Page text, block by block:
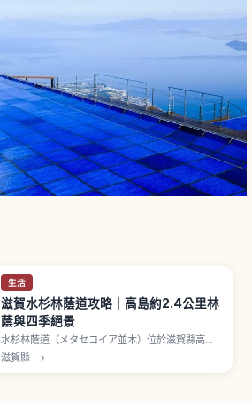
生活
滋賀水杉林蔭道攻略｜高島約2.4公里林
蔭與四季絕景
水杉林蔭道（メタセコイア並木）位於滋賀縣高島
市牧野町，是約2.4公里長、種有約500棵水杉的筆
滋賀縣 →